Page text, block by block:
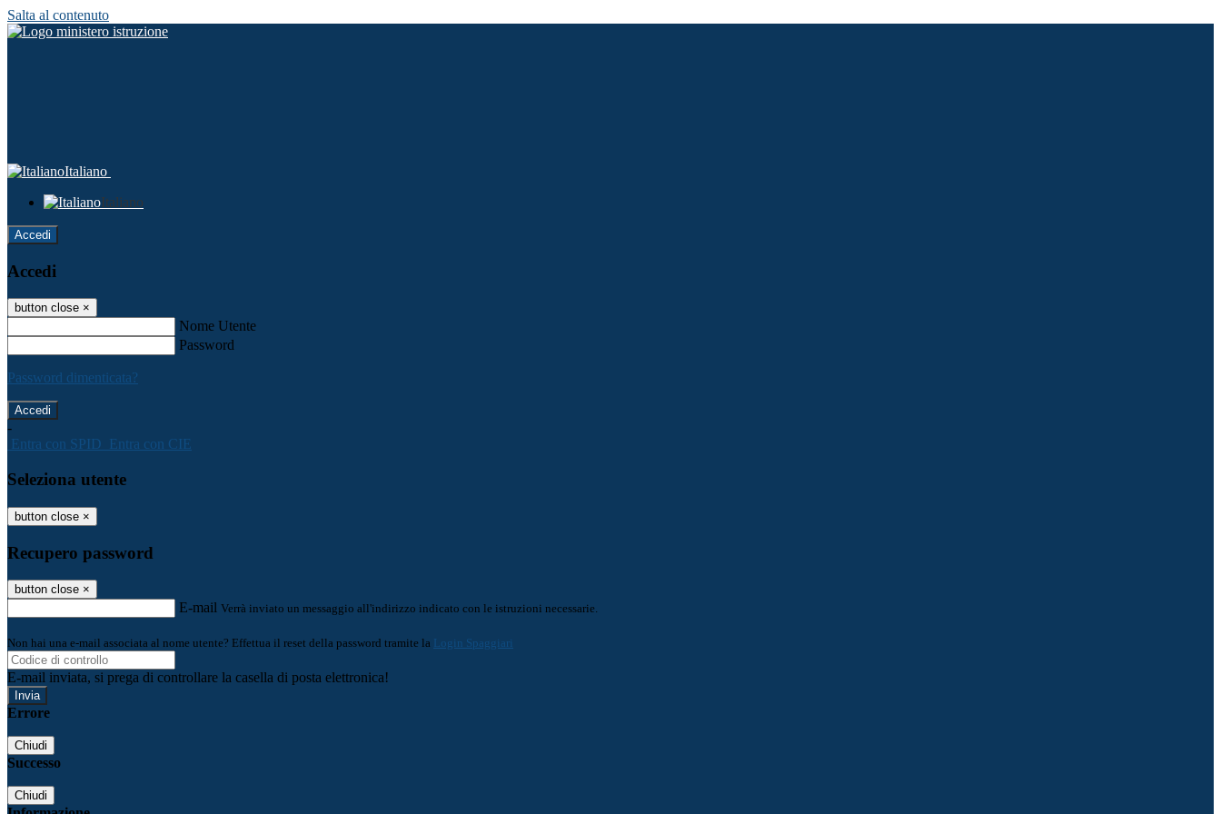
Salta al contenuto
Italiano
Italiano
Accedi
Accedi
button close ×
Nome Utente
Password
Password dimenticata?
-
Entra con SPID Entra con CIE
Seleziona utente
button close ×
Recupero password
button close ×
E-mail Verrà inviato un messaggio all'indirizzo indicato con le istruzioni necessarie.
Non hai una e-mail associata al nome utente? Effettua il reset della password tramite la Login Spaggiari
E-mail inviata, si prega di controllare la casella di posta elettronica!
Errore
Chiudi
Successo
Chiudi